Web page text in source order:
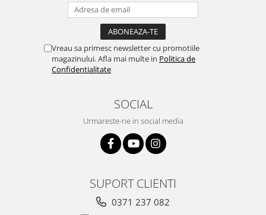
Vreau sa primesc newsletter cu promotiile
magazinului. Afla mai multe in Politica de
Confidentialitate
SOCIAL
Urmareste-ne in social media
SUPORT CLIENTI
0371 237 082